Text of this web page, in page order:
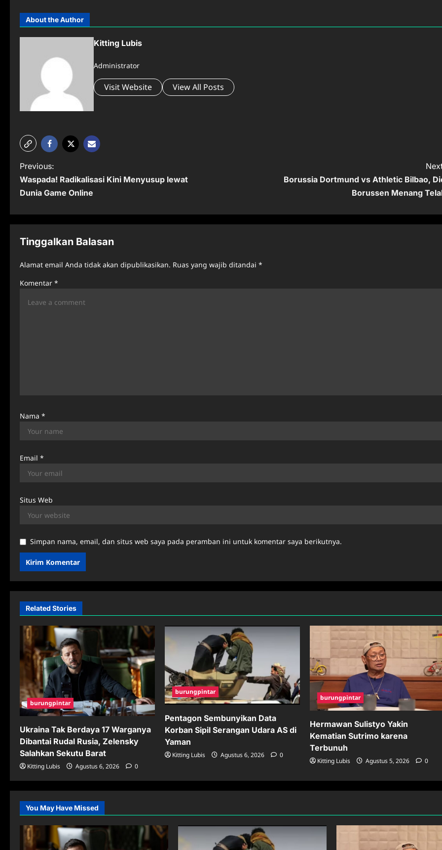
About the Author
Kitting Lubis
Administrator
Visit Website View All Posts
P
o
t
n
Previous:
Waspada! Radikalisasi Kini Menyusup lewat
Dunia Game Online
Borussia Dortmund vs Athletic Bilbao,
Borussen Menang
Tinggalkan Balasan
Alamat email Anda tidak akan dipublikasikan. Ruas yang wajib ditandai *
Komentar *
Nama *
Email *
Situs Web
Simpan nama, email, dan situs web saya pada peramban ini untuk komentar saya berikutnya.
Related Stories
burungpintar
Ukraina Tak Berdaya 17 Warganya
Dibantai Rudal Rusia, Zelensky
Salahkan Sekutu Barat
Kitting Lubis Agustus 6, 2026 0
burungpintar
Pentagon Sembunyikan Data
Korban Sipil Serangan Udara AS di
Yaman
Kitting Lubis Agustus 6, 2026 0
burungpintar
Hermawan Sulistyo Yakin
Kematian Sutrimo karena
Terbunuh
Kitting Lubis Agustus 5, 2026 0
You May Have Missed